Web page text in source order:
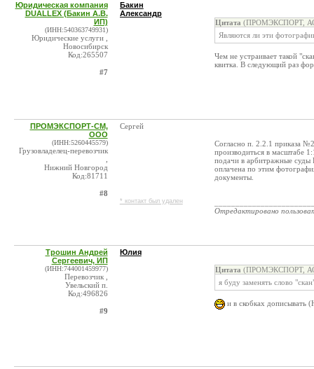
Юридическая компания
DUALLEX (Бакин А.В.
ИП)
(ИНН:540363749931)
Юридические услуги ,
Новосибирск
Код:265507
#7
Бакин
Александр
Цитата (ПРОМЭКСПОРТ, АО
Являются ли эти
Чем не устраивает такой
квитка. В следующий раз
ПРОМЭКСПОРТ-СМ,
ООО
(ИНН:5260445579)
Грузовладелец-перевозчик
Нижний Новгород
Код:81711
#8
Сергей
* контакт был удален
Согласно п. 2.2.1 приказа
производиться в масштабе
подачи в арбитражные суды
оплачена по этим
документы.
Отредактировано
Трошин Андрей
Сергеевич, ИП
(ИНН:744001459977)
Перевозчик ,
Увельский п.
Код:496826
#9
Юлия
Цитата (ПРОМЭКСПОРТ, АО
я буду заменять слово
и в скобках